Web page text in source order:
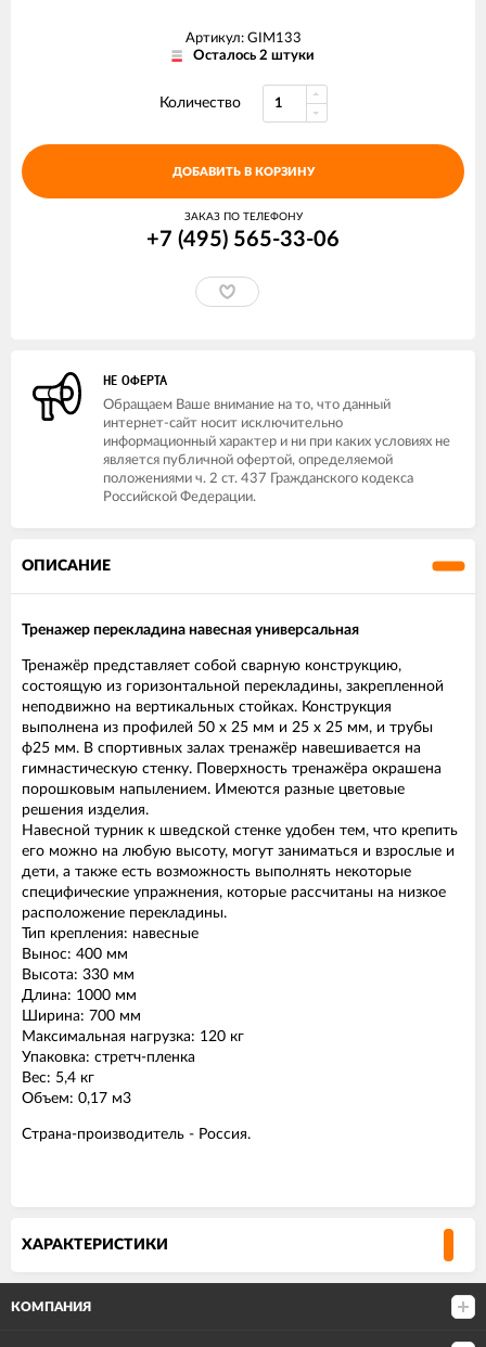
Артикул: GIM133
Осталось 2 штуки
Количество
ДОБАВИТЬ В КОРЗИНУ
ЗАКАЗ ПО ТЕЛЕФОНУ
+7 (495) 565-33-06
НЕ ОФЕРТА
Обращаем Ваше внимание на то, что данный
интернет-сайт носит исключительно
информационный характер и ни при каких условиях не
является публичной офертой, определяемой
положениями ч. 2 ст. 437 Гражданского кодекса
Российской Федерации.
ОПИСАНИЕ
Тренажер перекладина навесная универсальная
Тренажёр представляет собой сварную конструкцию,
состоящую из горизонтальной перекладины, закрепленной
неподвижно на вертикальных стойках. Конструкция
выполнена из профилей 50 х 25 мм и 25 х 25 мм, и трубы
ф25 мм. В спортивных залах тренажёр навешивается на
гимнастическую стенку. Поверхность тренажёра окрашена
порошковым напылением. Имеются разные цветовые
решения изделия.
Навесной турник к шведской стенке удобен тем, что крепить
его можно на любую высоту, могут заниматься и взрослые и
дети, а также есть возможность выполнять некоторые
специфические упражнения, которые рассчитаны на низкое
расположение перекладины.
Тип крепления: навесные
Вынос: 400 мм
Высота: 330 мм
Длина: 1000 мм
Ширина: 700 мм
Максимальная нагрузка: 120 кг
Упаковка: стретч-пленка
Вес: 5,4 кг
Объем: 0,17 м3
Страна-производитель - Россия.
ХАРАКТЕРИСТИКИ
КОМПАНИЯ